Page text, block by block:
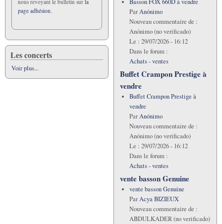
nous revoyant le bulletin sur la
page adhésion.
Les concerts
Voir plus...
ParAnónimo
Nouveau commentaire de :
Anónimo (no verificado)
Le : 29/07/2026 - 16:12
Dans le forum :
Achats - ventes
Buffet Crampon Prestige à
vendre
Buffet Crampon Prestige à
vendre
ParAnónimo
Nouveau commentaire de :
Anónimo (no verificado)
Le : 29/07/2026 - 16:12
Dans le forum :
Achats - ventes
vente basson Genuine
vente basson Genuine
ParAcya BIZIEUX
Nouveau commentaire de :
ABDULKADER (no verificado)